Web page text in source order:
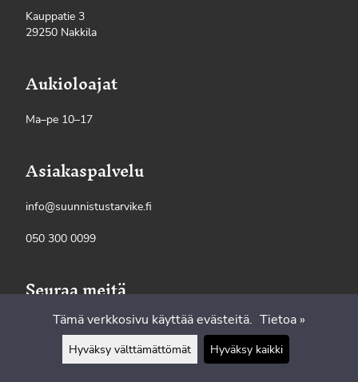
Kauppatie 3
29250 Nakkila
Aukioloajat
Ma–pe 10–17
Asiakaspalvelu
info@suunnistustarvike.fi
050 300 0099
Seuraa meitä
Tämä verkkosivu käyttää evästeitä. Tietoa »
Hyväksy välttämättömät Hyväksy kaikki